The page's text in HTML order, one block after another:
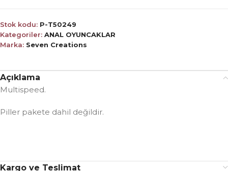
Stok kodu: P-T50249
Kategoriler: ANAL OYUNCAKLAR
Marka: Seven Creations
Açıklama
Multispeed.
Piller pakete dahil değildir.
Kargo ve Teslimat